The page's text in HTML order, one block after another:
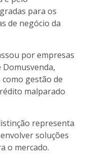
para os
de negócio da
por empresas
gestão de
malparado
representa
soluções
o mercado.